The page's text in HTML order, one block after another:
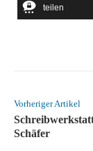
teilen
Vorheriger Artikel
Schäfer